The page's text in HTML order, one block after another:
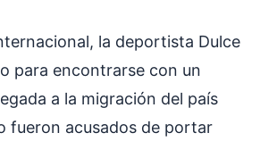
la deportista Dulce
para encontrarse con un
a la migración del país
fueron acusados ​​de portar